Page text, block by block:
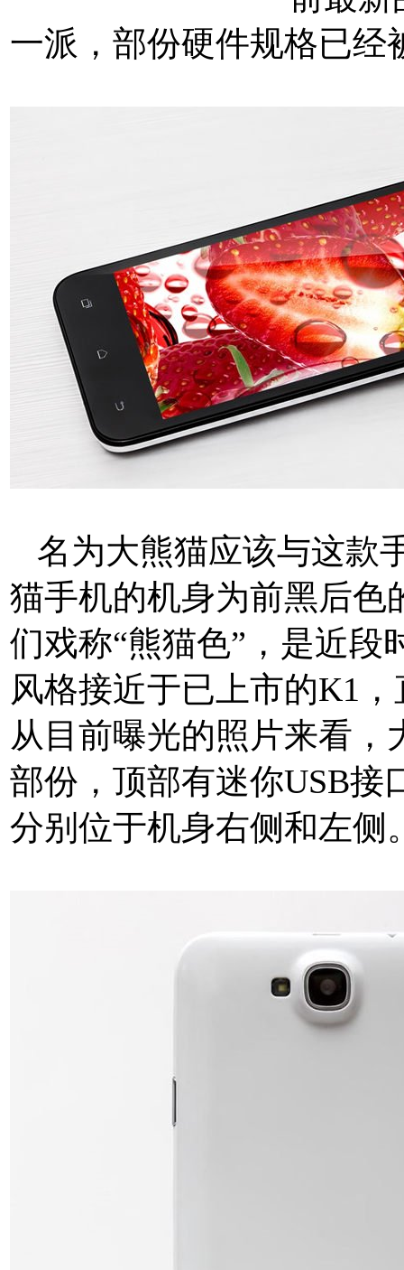
一派，部份硬件规格已经
名为大熊猫应该与这款
猫手机的机身为前黑后色
们戏称“熊猫色”，是近段
风格接近于已上市的K1
从目前曝光的照片来看
部份，顶部有迷你USB接
分别位于机身右侧和左侧